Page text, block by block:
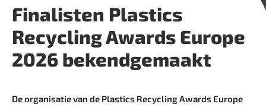
Finalisten Plastics
Recycling Awards Europe
2026 bekendgemaakt
De organisatie van de Plastics Recycling Awards Europe